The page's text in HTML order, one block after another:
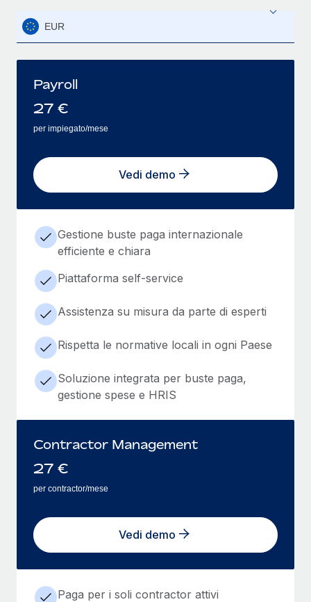
EUR
Payroll
27 €
per impiegato/mese
Vedi demo
Gestione buste paga internazionale
efficiente e chiara
Piattaforma self-service
Assistenza su misura da parte di esperti
Rispetta le normative locali in ogni Paese
Soluzione integrata per buste paga,
gestione spese e HRIS
Contractor Management
27 €
per contractor/mese
Vedi demo
Paga per i soli contractor attivi